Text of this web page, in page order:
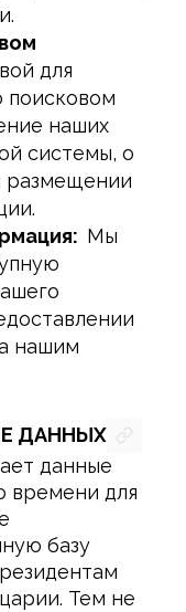
для
поисковом
наших
системы, о
размещении
Мы
нашим
ДАННЫХ
данные
времени для
базу
Тем не